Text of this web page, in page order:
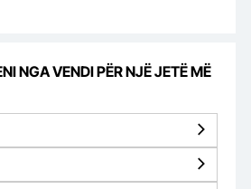
NGA VENDI PËR NJË JETË MË